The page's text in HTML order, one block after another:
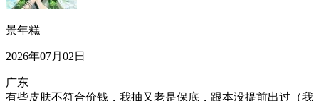
景年糕
2026年07月02日
广东
有些皮肤不符合价钱，我抽又老是保底，跟本没提前出过（我